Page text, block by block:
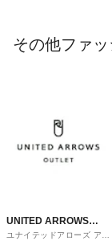
その他ファ
UNITED ARROWS
OUTLET
ユナイテッドアローズ アウ